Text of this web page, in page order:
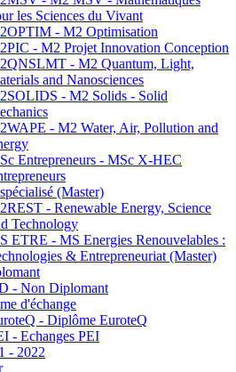
les Sciences du Vivant
- M2 Optimisation
- M2 Projet Innovation Conception
- M2 Quantum, Light,
and Nanosciences
- M2 Solids - Solid
- M2 Water, Air, Pollution and
Entrepreneurs - MSc X-HEC
(Master)
- Renewable Energy, Science
Technology
ETRE - MS Energies Renouvelables :
& Entrepreneuriat (Master)
- Non Diplomant
d'échange
- Diplôme EuroteQ
- Echanges PEI
- 2022